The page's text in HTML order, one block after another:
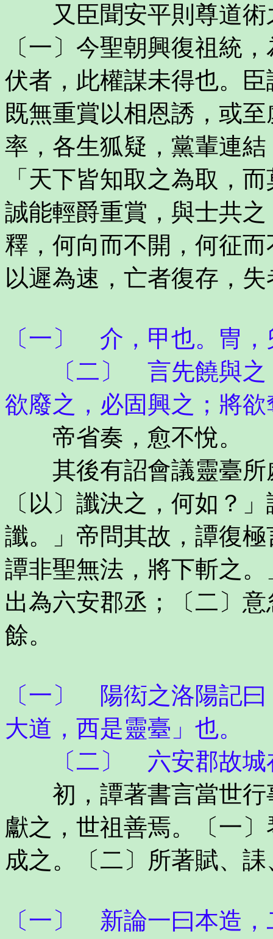
又臣聞安平則尊道術
〔一〕今聖朝興復祖統
伏者，此權謀未得也。
既無重賞以相恩誘，或
率，各生狐疑，黨輩連
「天下皆知取之為取，
誠能輕爵重賞，與士共
釋，何向而不開，何征
以遲為速，亡者復存，
〔一〕 介，甲也。冑，
〔二〕 言先饒與之，
欲廢之，必固興之；將
帝省奏，愈不悅。
其後有詔會議靈臺所
〔以〕讖決之，何如？
讖。」帝問其故，譚復
譚非聖無法，將下斬之
出為六安郡丞；〔二〕
餘。
〔一〕 陽衒之洛陽記
大道，西是靈臺」也。
〔二〕 六安郡故城
初，譚著書言當世行
獻之，世祖善焉。〔一
成之。〔二〕所著賦、
〔一〕 新論一曰本造